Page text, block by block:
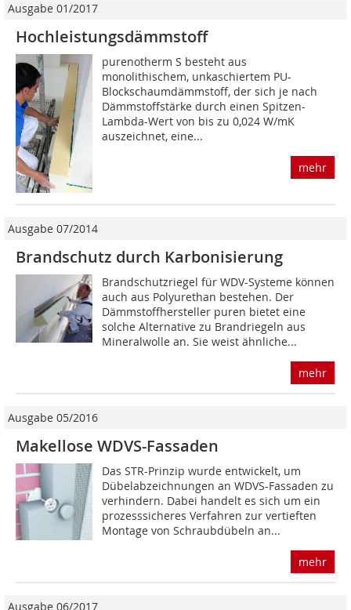
Ausgabe 01/2017
Hochleistungsdämmstoff
purenotherm S besteht aus
monolithischem, unkaschiertem PU-
Blockschaumdämmstoff, der sich je nach
Dämmstoffstärke durch einen Spitzen-
Lambda-Wert von bis zu 0,024 W/mK
auszeichnet, eine...
mehr
Ausgabe 07/2014
Brandschutz durch Karbonisierung
Brandschutzriegel für WDV-Systeme können
auch aus Polyurethan bestehen. Der
Dämmstoffhersteller puren bietet eine
solche Alternative zu Brandriegeln aus
Mineralwolle an. Sie weist ähnliche...
mehr
Ausgabe 05/2016
Makellose WDVS-Fassaden
Das STR-Prinzip wurde entwickelt, um
Dübelabzeichnungen an WDVS-Fassaden zu
verhindern. Dabei handelt es sich um ein
prozesssicheres Verfahren zur vertieften
Montage von Schraubdübeln an...
mehr
Ausgabe 06/2017